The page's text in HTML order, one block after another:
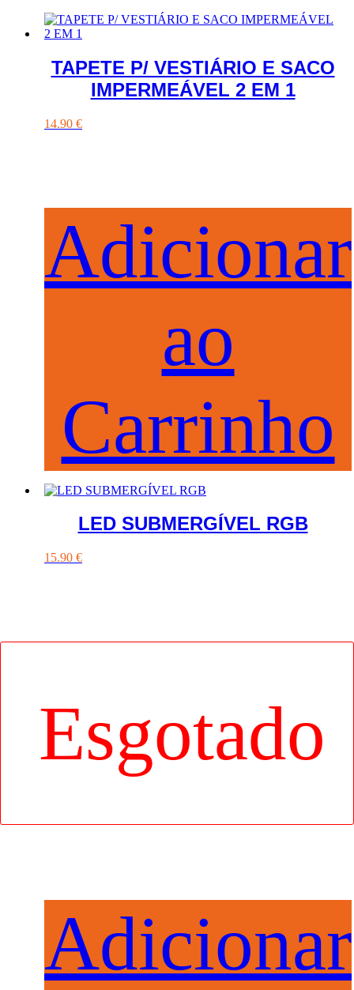
TAPETE P/ VESTIÁRIO E SACO
IMPERMEÁVEL 2 EM 1
14.90 €
Adicionar
ao
Carrinho
LED SUBMERGÍVEL RGB
15.90 €
INSUFLÁVEL INTEX
Adicionar